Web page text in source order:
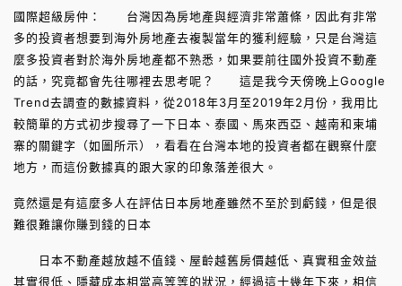
國際超級房仲： 台灣因為房地產與經濟非常蕭條，因此有非常
多的投資者想要到海外房地產去複製當年的獲利經驗，只是台灣這
麼多投資者對於海外房地產都不熟悉，如果要前往國外投資不動產
的話，究竟都會先往哪裡去思考呢？ 這是我今天傍晚上Google
Trend去調查的數據資料，從2018年3月至2019年2月份，我用比
較簡單的方式初步搜尋了一下日本、泰國、馬來西亞、越南和柬埔
寨的關鍵字（如圖所示），看看在台灣本地的投資者都在觀察什麼
地方，而這份數據真的跟大家的印象落差很大。
竟然還是有這麼多人在評估日本房地產雖然不至於到虧錢，但是很
難很難讓你賺到錢的日本
日本不動產越放越不值錢、屋齡越舊房價越低、真實租金效益
其實很低、隱藏成本相當高等等的狀況，經過這十幾年下來，相信